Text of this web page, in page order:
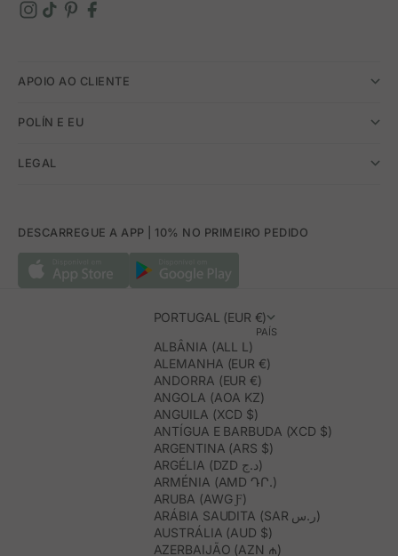
APOIO AO CLIENTE
POLÍN E EU
LEGAL
DESCARREGUE A APP | 10% NO PRIMEIRO PEDIDO
PORTUGAL (EUR €)
PAÍS
ALBÂNIA (ALL L)
ALEMANHA (EUR €)
ANDORRA (EUR €)
ANGOLA (AOA KZ)
ANGUILA (XCD $)
ANTÍGUA E BARBUDA (XCD $)
ARGENTINA (ARS $)
ARGÉLIA (DZD د.ج)
ARMÉNIA (AMD ԴՐ.)
ARUBA (AWG Ƒ)
ARÁBIA SAUDITA (SAR ر.س)
AUSTRÁLIA (AUD $)
AZERBAIJÃO (AZN ₼)